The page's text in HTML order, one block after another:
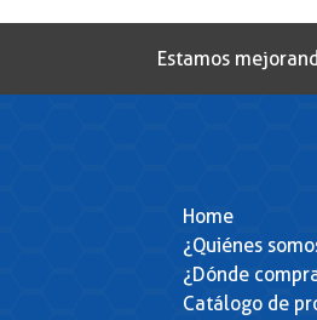
Estamos
Home
¿Quiénes
¿Dónde
Catálogo de